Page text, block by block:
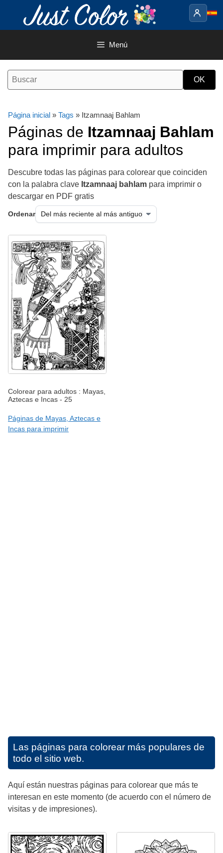
contenido
Menú
Página inicial » Tags » Itzamnaaj Bahlam
Páginas de Itzamnaaj Bahlam
para imprimir para adultos
Descubre todas las páginas para colorear que coinciden
con la palabra clave Itzamnaaj bahlam para imprimir o
descargar en PDF gratis
Ordenar
Colorear para adultos : Mayas,
Aztecas e Incas - 25
Páginas de Mayas, Aztecas e
Incas para imprimir
Las páginas para colorear más populares de
todo el sitio web.
Aquí están nuestras páginas para colorear que más te
interesan en este momento (de acuerdo con el número de
visitas y de impresiones).